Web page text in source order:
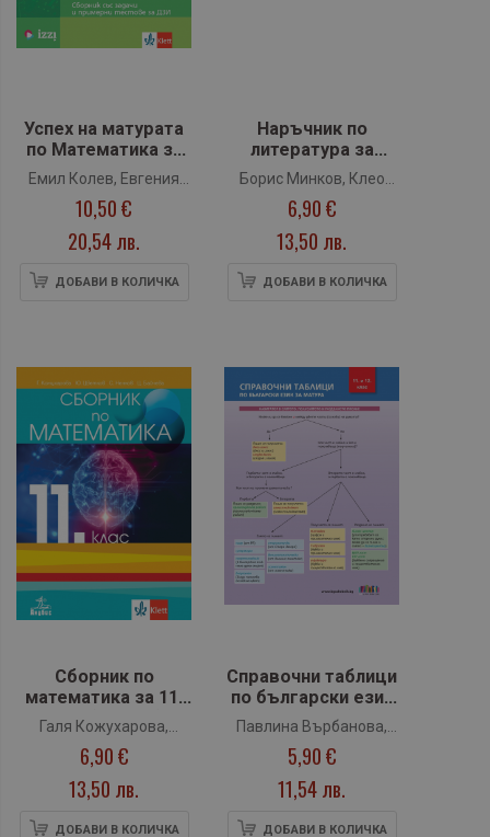
Успех на матурата
по Математика за
профилирана
подготовка за 11. и
12. клас. Сборник
със задачи и
примерни тестове
за ДЗИ (Klett)
Емил Колев, Евгения
Стоименова, Стоян
Ненков, Юлиян Цветков,
Цеца Байчева
10,50 €
20,54 лв.
ДОБАВИ В КОЛИЧКА
Наръчник по
литература за
втори гимназиален
етап- 11. и 12. клас
(Анубис)
Борис Минков, Клео
Протохристова, Татяна
Ичевска
6,90 €
13,50 лв.
ДОБАВИ В КОЛИЧКА
Сборник по
математика за 11.
клас (Анубис)
Галя Кожухарова,
Юлиян Цветков, Стоян
Ненков, Цеца Байчева
6,90 €
13,50 лв.
ДОБАВИ В КОЛИЧКА
Справочни таблици
по български език
за матура (по
новите програми за
11. и 12. клас) (БГ
учебник)
Павлина Върбанова,
Петя Маркова, Николай
Паскалев
5,90 €
11,54 лв.
ДОБАВИ В КОЛИЧКА